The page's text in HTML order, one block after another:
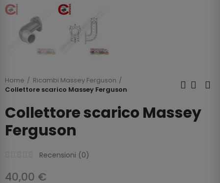
Home
Ricambi Massey Ferguson
Collettore scarico Massey Ferguson
Collettore scarico Massey
Ferguson
Recensioni (0)
40,00 €